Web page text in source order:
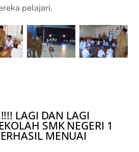
pelajari.
LAGI DAN LAGI
SMK NEGERI 1
MENUAI